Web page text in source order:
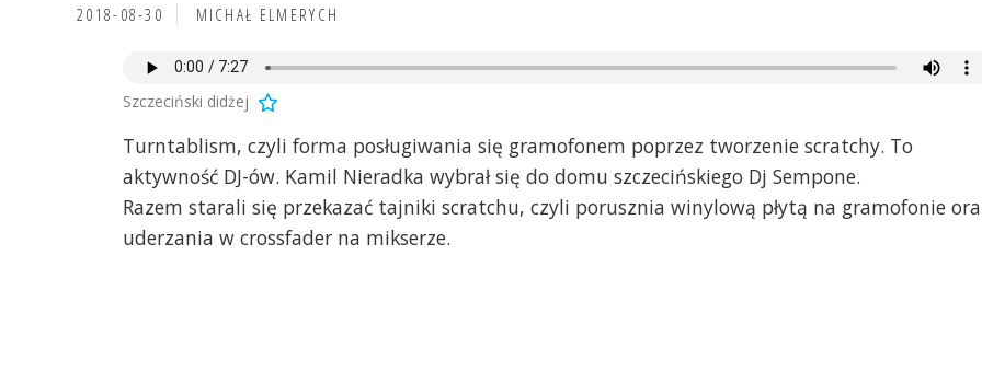
2018-08-30 MICHAŁ ELMERYCH
Szczeciński didżej
Turntablism, czyli forma posługiwania się gramofonem poprzez tworzenie scratchy. To
aktywność DJ-ów. Kamil Nieradka wybrał się do domu szczecińskiego Dj Sempone.
Razem starali się przekazać tajniki scratchu, czyli porusznia winylową płytą na gramofonie
uderzania w crossfader na mikserze.